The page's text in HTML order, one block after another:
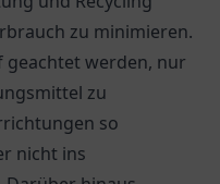
zu minimieren.
geachtet werden, nur
zu
so
nicht ins